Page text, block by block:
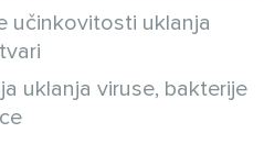
učinkovitosti uklanja
uklanja viruse, bakterije